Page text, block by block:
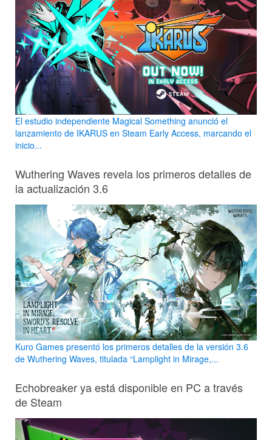
El estudio independiente Magical Something anunció el
lanzamiento de IKARUS en Steam Early Access, marcando el
inicio...
Wuthering Waves revela los primeros detalles de
la actualización 3.6
Kuro Games presentó los primeros detalles de la versión 3.6
de Wuthering Waves, titulada “Lamplight in Mirage,...
Echobreaker ya está disponible en PC a través
de Steam